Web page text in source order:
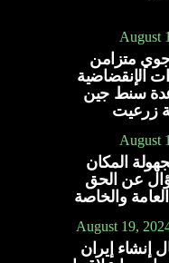
August
متزامن
الإنقضاضية
سنط جين
زرعيت
August
مجهولة المكان
عن الحق
والخاصة
August 19,
إنشاء إيران